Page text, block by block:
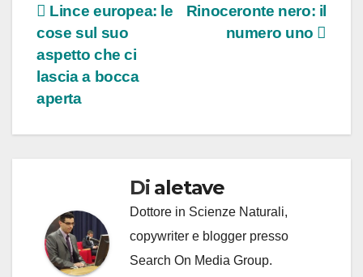
Navigazione
articoli
Rinoceronte nero: il
numero uno
Lince europea: le
cose sul suo
aspetto che ci
lascia a bocca
aperta
Di aletave
Dottore in Scienze Naturali,
copywriter e blogger presso
Search On Media Group.